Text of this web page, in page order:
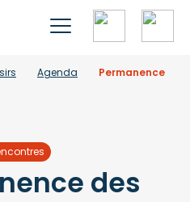
Agenda
Permanence
des